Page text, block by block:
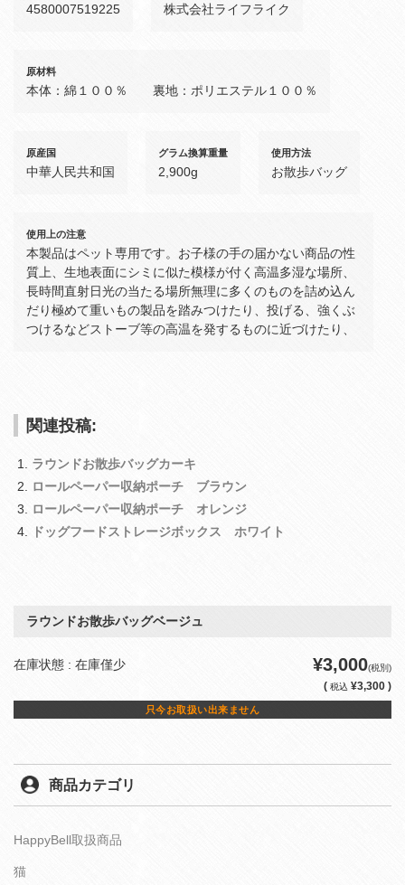
4580007519225 株式会社ライフライク
原材料
本体：綿１００％ 裏地：ポリエステル１００％
原産国
中華人民共和国
グラム換算重量
2,900g
使用方法
お散歩バッグ
使用上の注意
本製品はペット専用です。お子様の手の届かない商品の性
質上、生地表面にシミに似た模様が付く高温多湿な場所、
長時間直射日光の当たる場所無理に多くのものを詰め込ん
だり極めて重いもの製品を踏みつけたり、投げる、強くぶ
つけるなどストーブ等の高温を発するものに近づけたり、
関連投稿:
ラウンドお散歩バッグカーキ
ロールペーパー収納ポーチ ブラウン
ロールペーパー収納ポーチ オレンジ
ドッグフードストレージボックス ホワイト
ラウンドお散歩バッグベージュ
在庫状態 : 在庫僅少 ¥3,000(税別)
( 税込 ¥3,300 )
只今お取扱い出来ません
商品カテゴリ
HappyBell取扱商品
猫